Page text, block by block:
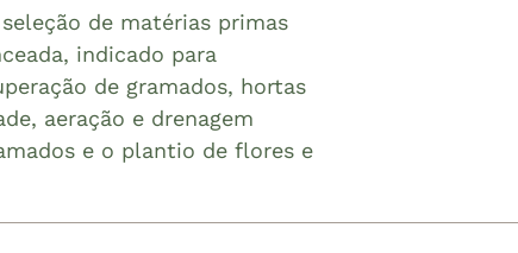
de matérias primas
indicado para
de gramados, hortas
aeração e drenagem
e o plantio de flores e